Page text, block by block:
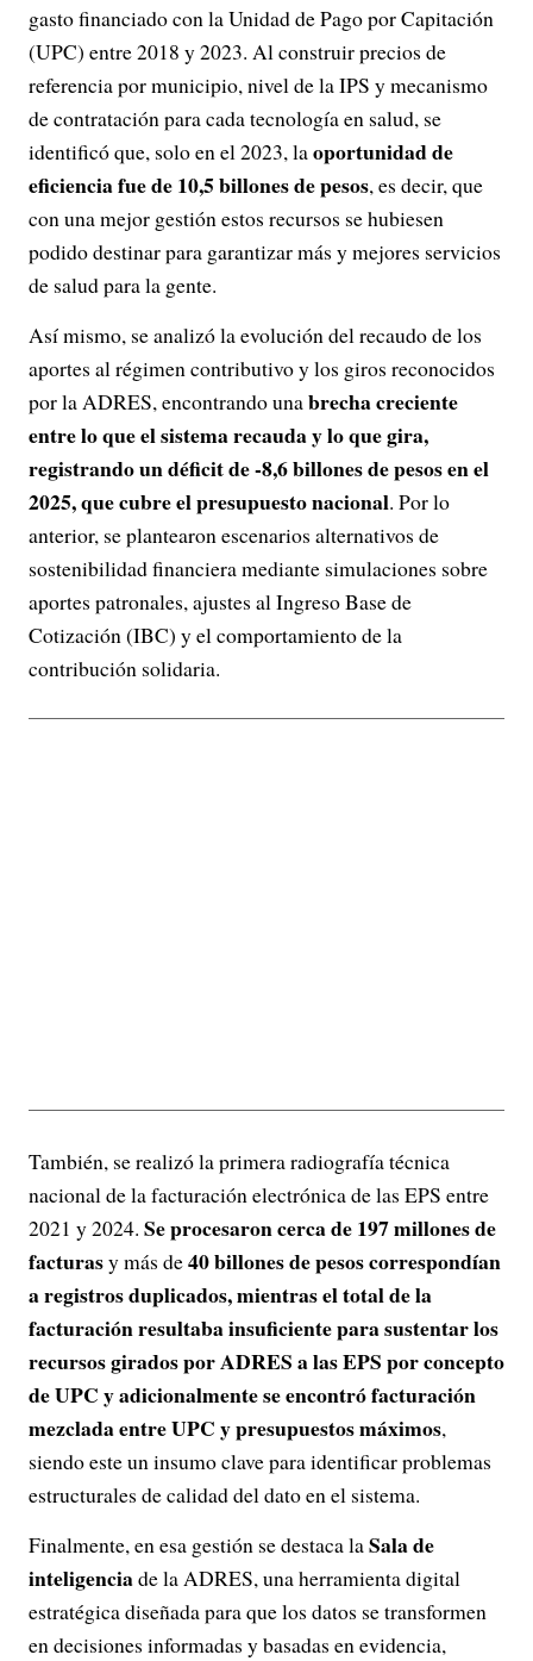
gasto financiado con la Unidad de Pago por Capitación
(UPC) entre 2018 y 2023. Al construir precios de
referencia por municipio, nivel de la IPS y mecanismo
de contratación para cada tecnología en salud, se
identificó que, solo en el 2023, laoportunidad de
eficiencia fue de 10,5 billones de pesos, es decir, que
con una mejor gestión estos recursos se hubiesen
podido destinar para garantizar más y mejores servicios
de salud para la gente.
Así mismo, se analizó la evolución del recaudo de los
aportes al régimen contributivo y los giros reconocidos
por la ADRES, encontrando unabrecha creciente
entre lo que el sistema recauda y lo que gira,
registrando un déficit de -8,6 billones de pesos en el
2025, que cubre el presupuesto nacional. Por lo
anterior, se plantearon escenarios alternativos de
sostenibilidad financiera mediante simulaciones sobre
aportes patronales, ajustes al Ingreso Base de
Cotización (IBC) y el comportamiento de la
contribución solidaria.
También, se realizó la primera radiografía técnica
nacional de la facturación electrónica de las EPS entre
2021 y 2024. Se procesaron cerca de 197 millones de
facturasy más de40 billones de pesos correspondían
a registros duplicados, mientras el total de la
facturación resultaba insuficiente para sustentar los
recursos girados por ADRES a las EPS por concepto
de UPC y adicionalmente se encontró facturación
mezclada entre UPC y presupuestos máximos,
siendo este un insumo clave para identificar problemas
estructurales de calidad del dato en el sistema.
Finalmente, en esa gestión se destaca laSala de
inteligenciade la ADRES, una herramienta digital
estratégica diseñada para que los datos se transformen
en decisiones informadas y basadas en evidencia,